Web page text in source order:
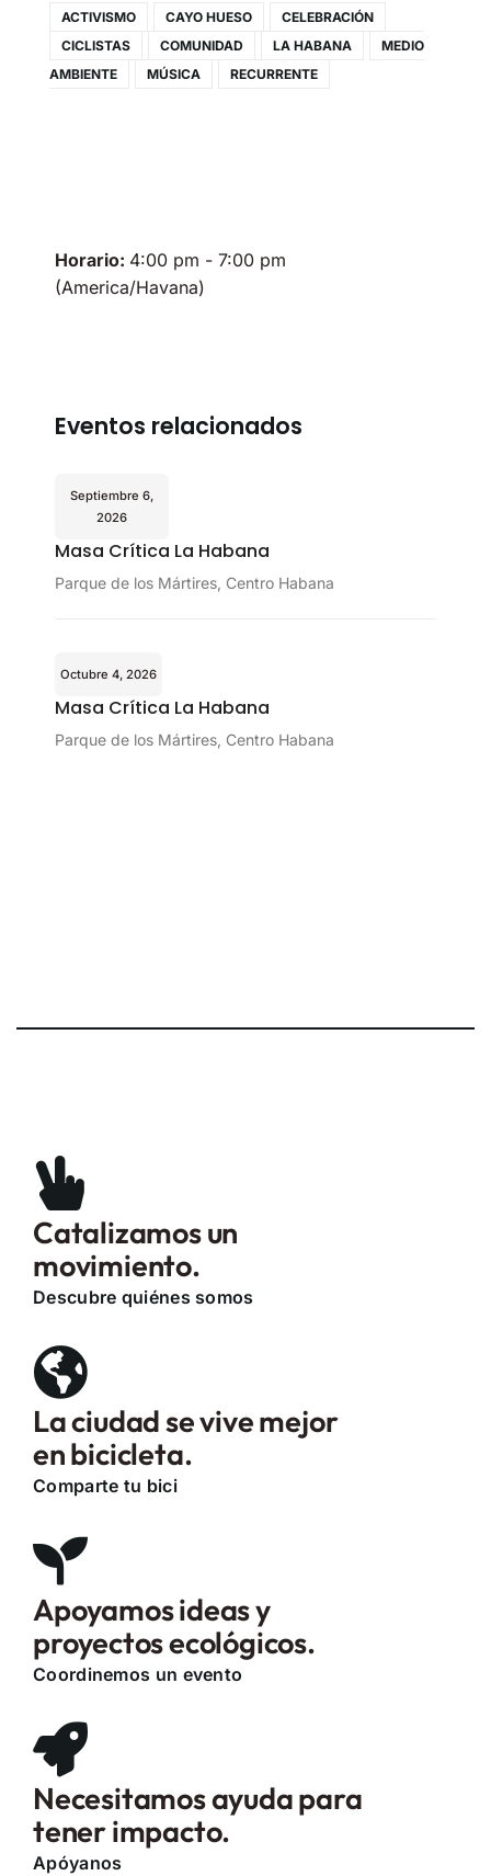
ACTIVISMO CAYO HUESO
CELEBRACIÓN
CICLISTAS
COMUNIDAD LA HABANA
MEDIO
AMBIENTE
MÚSICA RECURRENTE
Horario: 4:00 pm - 7:00 pm
(America/Havana)
Eventos relacionados
Septiembre 6,
2026
Masa Crítica La Habana
Parque de los Mártires, Centro Habana
Octubre 4, 2026
Masa Crítica La Habana
Parque de los Mártires, Centro Habana
Catalizamos un
movimiento.
Descubre quiénes somos
La ciudad se vive mejor
en bicicleta.
Comparte tu bici
Apoyamos ideas y
proyectos ecológicos.
Coordinemos un evento
Necesitamos ayuda para
tener impacto.
Apóyanos